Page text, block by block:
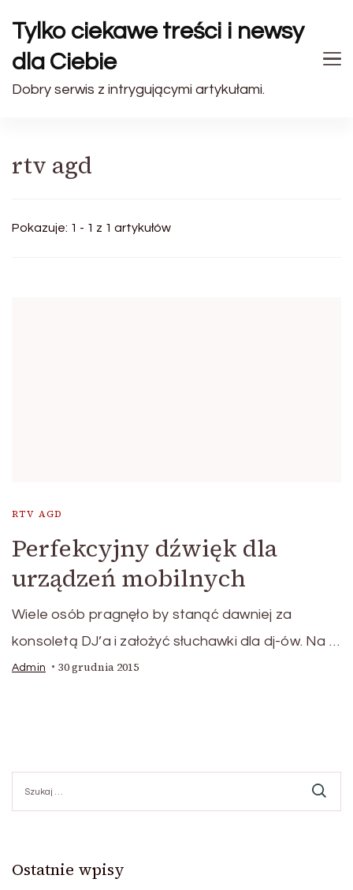
Tylko ciekawe treści i newsy
dla Ciebie
Dobry serwis z intrygującymi artykułami.
rtv agd
Pokazuje: 1 - 1 z 1 artykułów
RTV AGD
Perfekcyjny dźwięk dla
urządzeń mobilnych
Wiele osób pragnęło by stanąć dawniej za
konsoletą DJ’a i założyć słuchawki dla dj-ów. Na …
Admin 30 grudnia 2015
Ostatnie wpisy